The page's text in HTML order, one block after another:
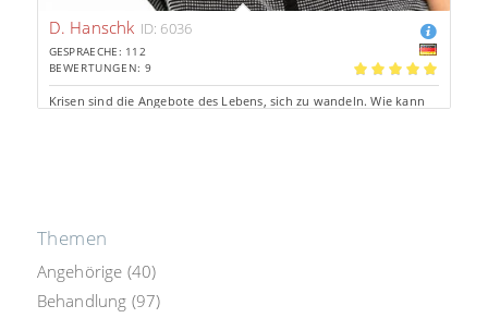
D. Hanschk ID: 6036
GESPRAECHE: 112
5.00
BEWERTUNGEN: 9
Krisen sind die Angebote des Lebens, sich zu wandeln. Wie kann
Themen
Angehörige (40)
Behandlung (97)